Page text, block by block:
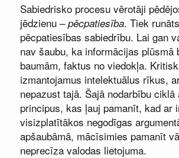
Sabiedrisko procesu vērotāji
jēdzienu –pēcpatiesība. Tiek
pēcpatiesības sabiedrību. Lai gan
nav šaubu, ka informācijas
baumām, faktus no viedokļa.
izmantojamus intelektuālus rīkus,
nepazust tajā. Šajā nodarbību
principus, kas ļauj pamanīt, kad ar
visizplatītākos negodīgas
apšaubāmā, mācīsimies pamanīt
neprecīza valodas lietojuma.